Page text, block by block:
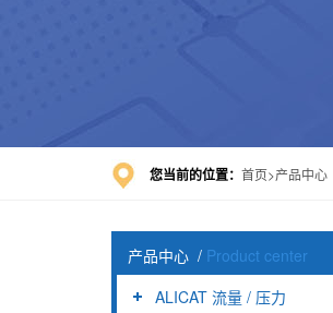
您当前的位置： 首页 产品中心
产品中心 / Product center
ALICAT 流量 / 压力